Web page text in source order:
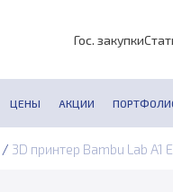
Гос. закупки
ЦЕНЫ АКЦИИ
/ 3D принтер Bambu Lab A1